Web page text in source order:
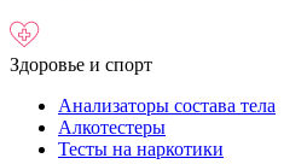
Здоровье и спорт
Анализаторы состава тела
Алкотестеры
Тесты на наркотики